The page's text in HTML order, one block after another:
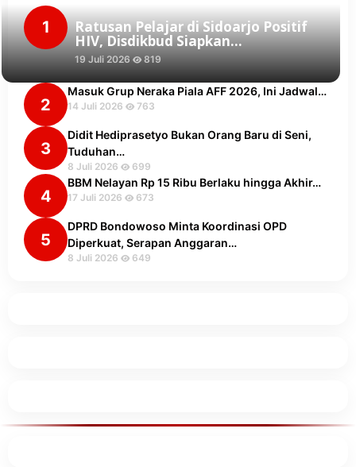
1 Ratusan Pelajar di Sidoarjo Positif
HIV, Disdikbud Siapkan…
19 Juli 2026 819
2
Masuk Grup Neraka Piala AFF 2026, Ini Jadwal…
14 Juli 2026 763
3
Didit Hediprasetyo Bukan Orang Baru di Seni,
Tuduhan…
8 Juli 2026 699
4
BBM Nelayan Rp 15 Ribu Berlaku hingga Akhir…
17 Juli 2026 673
5
DPRD Bondowoso Minta Koordinasi OPD
Diperkuat, Serapan Anggaran…
8 Juli 2026 649